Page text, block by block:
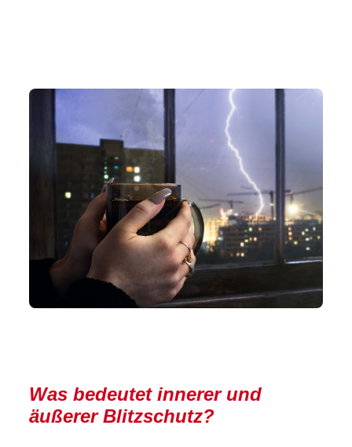
Was bedeutet innerer und
äußerer Blitzschutz?